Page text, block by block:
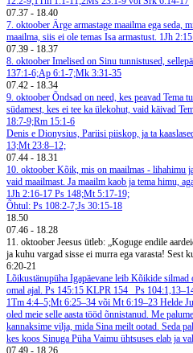
07.37 - 18.40
7. oktoober Ärge armastage maailma ega seda,
maailma, siis ei ole temas Isa armastust. 1Jh 2:15
07.39 - 18.37
8. oktoober Imelised on Sinu tunnistused,
137:1-6;Ap 6:1-7;Mk 3:31-35
07.42 - 18.34
9. oktoober Õndsad on need, kes peavad Tema
südamest, kes ei tee ka ülekohut, vaid käivad
18:7-9;Rm 15:1-6
Denis e Dionysius, Pariisi piiskop, ja ta
13;Mt 23:8–12;
07.44 - 18.31
10. oktoober Kõik, mis on maailmas - lihahimu
vaid maailmast. Ja maailm kaob ja tema himu,
1Jh 2:16-17 Ps 148;Mt 5:17-19;
Õhtul: Ps 108:2-7;Js 30:15-18
18.50
07.46 - 18.28
11. oktoober Jeesus ütleb: „Koguge endile
ja kuhu vargad sisse ei murra ega varasta! Sest
6:20-21
Lõikustänupüha Igapäevane leib Kõikide silmad
omal ajal. Ps 145:15 KLPR 154
Ps
1Tm 4:4–5;Mt 6:25–34 või Mt 6:19–23 Helde
oled meie selle aasta tööd õnnistanud. Me
kannaksime vilja, mida Sina meilt ootad. Seda
kes koos Sinuga Püha Vaimu ühtsuses elab ja
07.49 - 18.26